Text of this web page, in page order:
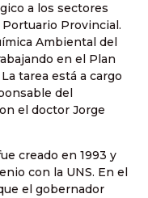
a los sectores
Provincial.
Ambiental del
en el Plan
tarea está a cargo
del
el doctor Jorge
creado en 1993 y
con la UNS. En el
el gobernador